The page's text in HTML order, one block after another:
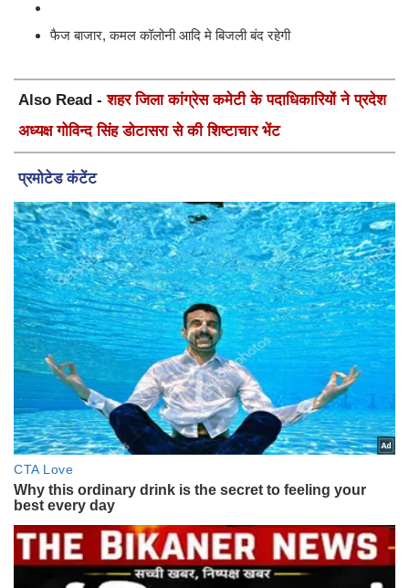
फैज बाजार, कमल कॉलोनी आदि मे बिजली बंद रहेगी
Also Read -शहर जिला कांग्रेस कमेटी के पदाधिकारियों ने प्रदेश
अध्यक्ष गोविन्द सिंह डोटासरा से की शिष्टाचार भेंट